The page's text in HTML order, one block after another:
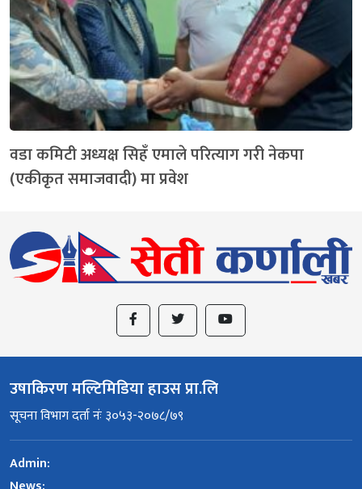
वडा कमिटी अध्यक्ष सिहँ एमाले परित्याग गरी नेकपा
(एकीकृत समाजवादी) मा प्रवेश
उषाकिरण मल्टिमिडिया हाउस प्रा.लि
सूचना विभाग दर्ता नंः ३०५३-२०७८/७९
Admin: